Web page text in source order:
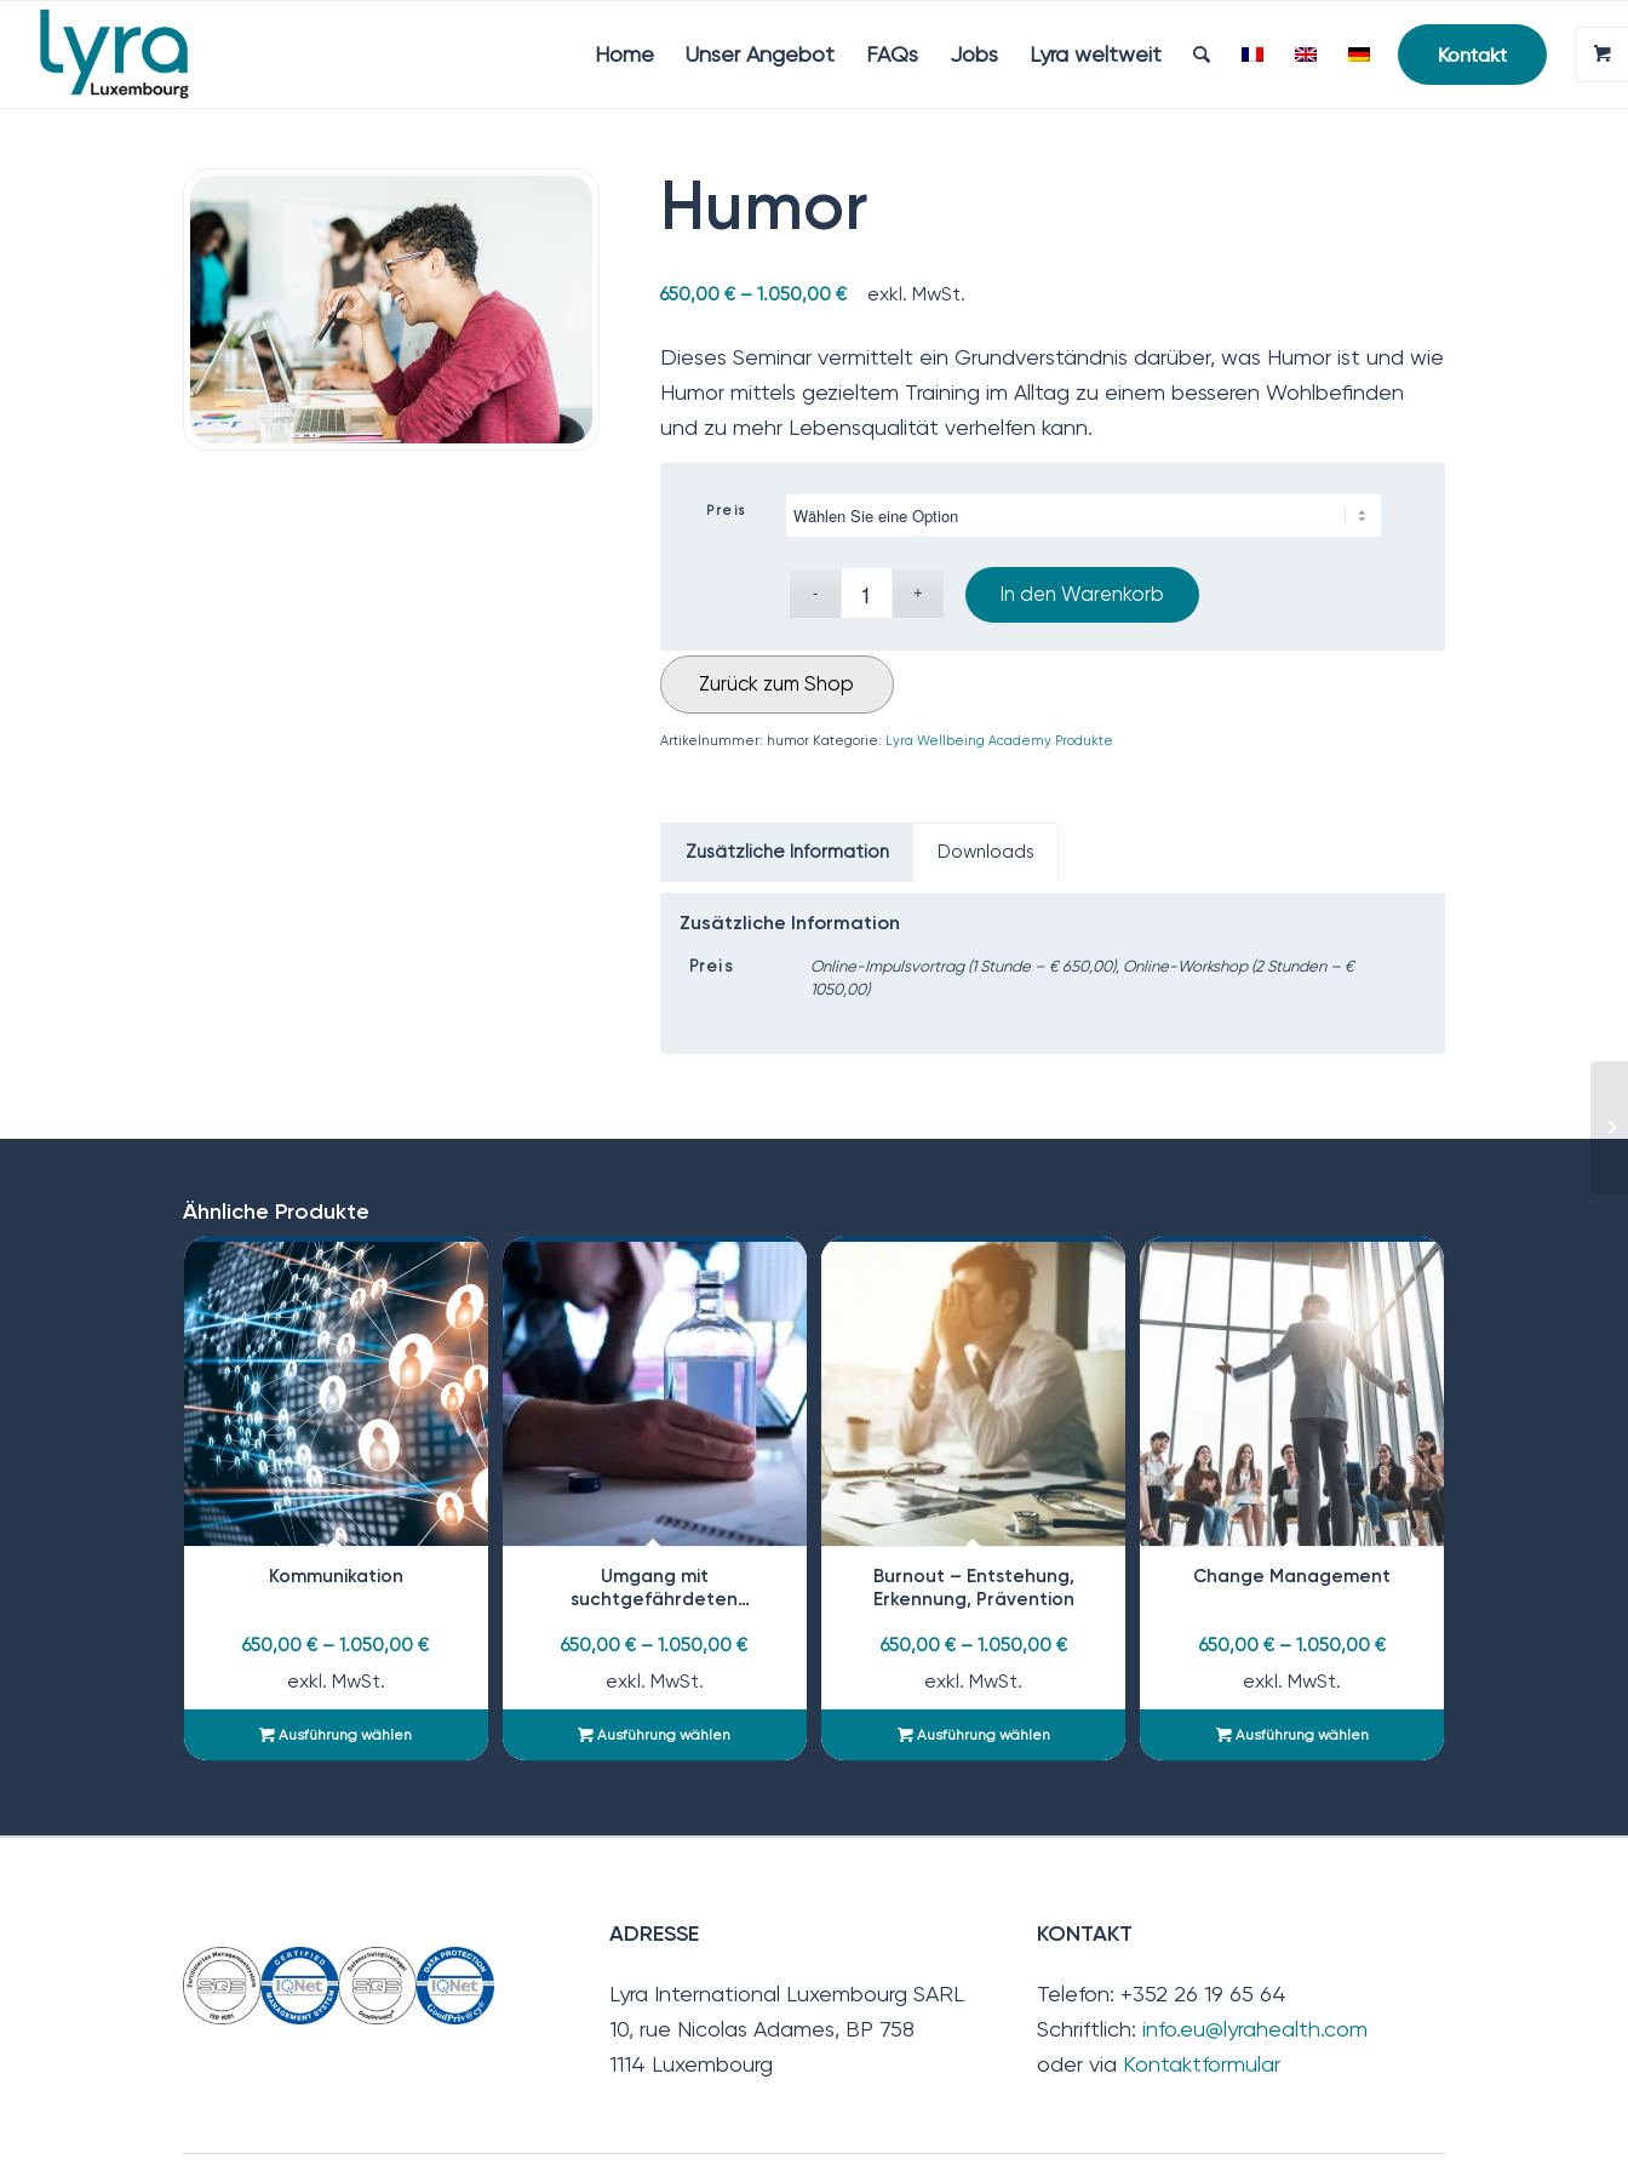
Home Unser Angebot FAQs Jobs Lyra weltweit Kontakt
Humor
650,00 €– 1.050,00 € exkl. MwSt.
Dieses Seminar vermittelt ein Grundverständnis darüber, was Humor ist und wie
Humor mittels gezieltem Training im Alltag zu einem besseren Wohlbefinden
und zu mehr Lebensqualität verhelfen kann.
Preis
In den Warenkorb
Zurück zum Shop
Artikelnummer: humor Kategorie: Lyra Wellbeing Academy Produkte
Zusätzliche Information Downloads
Zusätzliche Information
Preis
Online-Impulsvortrag (1 Stunde – € 650,00), Online-Workshop (2 Stunden – €
1050,00)
Ähnliche Produkte
Kommunikation
650,00€ –1.050,00€
exkl. MwSt.
Ausführung wählen
Umgang mit
suchtgefährdeten
650,00€ –1.050,00€
exkl. MwSt.
Ausführung wählen
Burnout – Entstehung,
Erkennung, Prävention
650,00 €– 1.050,00 €
exkl. MwSt.
Ausführung wählen
Change Management
650,00 €– 1.050,00 €
exkl. MwSt.
Ausführung wählen
ADRESSE
Lyra International Luxembourg SARL
10, rue Nicolas Adames, BP 758
1114 Luxembourg
KONTAKT
Telefon: +352 26 19 65 64
Schriftlich:info.eu@lyrahealth.com
oder via Kontaktformular